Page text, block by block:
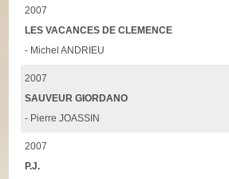
2007
LES VACANCES DE CLEMENCE
- Michel ANDRIEU
2007
SAUVEUR GIORDANO
- Pierre JOASSIN
2007
P.J.